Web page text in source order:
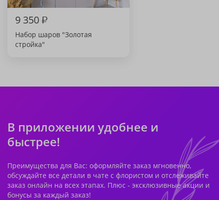
9 350₽
Набор шаров "Золотая
стройка"
В приложении удобнее и
быстрее!
Преимущества для Вас: оформляйте заказ мгновенно,
обсуждайте все детали в чате с флористом и отслеживайте
заказ онлайн на всех этапах. Плюс - эксклюзивные акции и
бонусы за каждый заказ!